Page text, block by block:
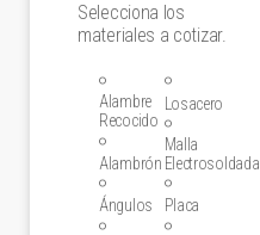
Selecciona los
materiales a cotizar.
Alambre
Recocido
Alambrón
Ángulos
Losacero
Malla
Electrosoldada
Placa